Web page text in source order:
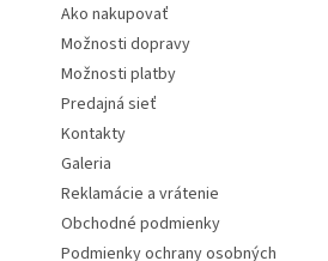
Ako nakupovať
Možnosti dopravy
Možnosti platby
Predajná sieť
Kontakty
Galeria
Reklamácie a vrátenie
Obchodné podmienky
Podmienky ochrany osobných